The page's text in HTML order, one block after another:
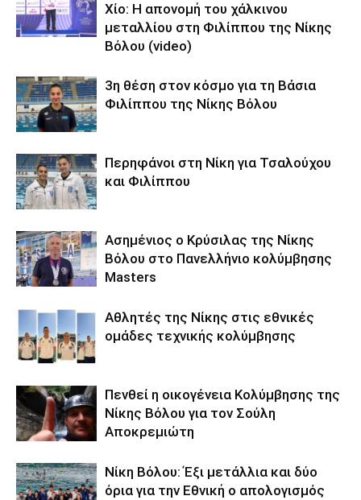
Χίο: Η απονομή του χάλκινου
μεταλλίου στη Φιλίππου της Νίκης
Βόλου (video)
3η θέση στον κόσμο για τη Βάσια
Φιλίππου της Νίκης Βόλου
Περηφάνοι στη Νίκη για Τσαλούχου
και Φιλίππου
Ασημένιος ο Κρύσιλας της Νίκης
Βόλου στο Πανελλήνιο κολύμβησης
Masters
Αθλητές της Νίκης στις εθνικές
ομάδες τεχνικής κολύμβησης
Πενθεί η οικογένεια Κολύμβησης της
Νίκης Βόλου για τον Σούλη
Αποκρεμιώτη
Νίκη Βόλου: Έξι μετάλλια και δύο
όρια για την Εθνική ο απολογισμός